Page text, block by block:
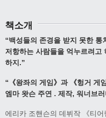
책소개
“백성들의 존경을 받지 못한 통
저항하는 사람들을 억누르려고
하지 .”
“ 《왕좌의 게임 》 과 《헝거 게임
엠마 왓슨 주연 . 제작, 워너브
에리카 조핸슨의 데뷔작 《티어